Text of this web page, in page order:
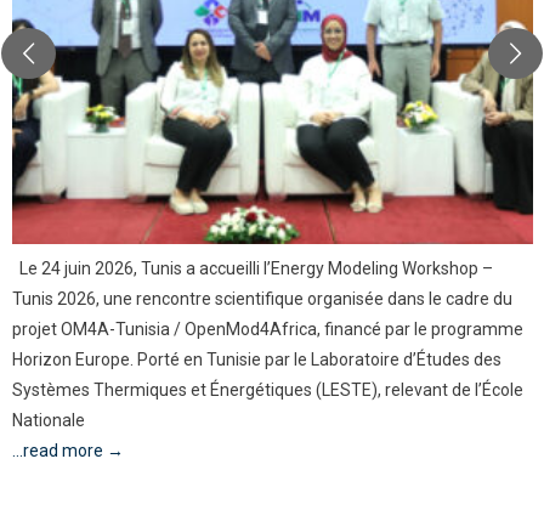
Le 24 juin 2026, Tunis a accueilli l’Energy Modeling Workshop –
Tunis 2026, une rencontre scientifique organisée dans le cadre du
projet OM4A-Tunisia / OpenMod4Africa, financé par le programme
Horizon Europe. Porté en Tunisie par le Laboratoire d’Études des
Systèmes Thermiques et Énergétiques (LESTE), relevant de l’École
Nationale
...read more →